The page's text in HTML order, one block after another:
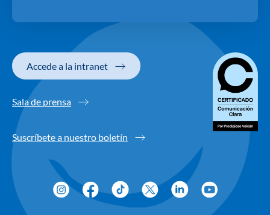
Accede a la intranet
Sala de prensa
Suscríbete a nuestro boletín